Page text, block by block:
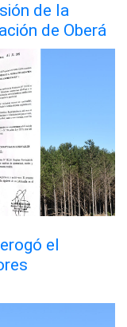
de la
de Oberá
el